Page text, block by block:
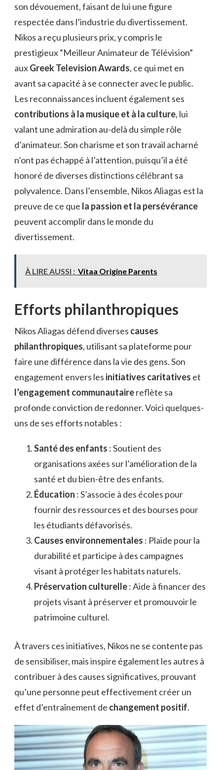
son dévouement, faisant de lui une figure
respectée dans l’industrie du divertissement.
Nikos a reçu plusieurs prix, y compris le
prestigieux “Meilleur Animateur de Télévision”
auxGreek Television Awards, ce qui met en
avant sa capacité à se connecter avec le public.
Les reconnaissances incluent également ses
contributions à la musique et à la culture, lui
valant une admiration au-delà du simple rôle
d’animateur. Son charisme et son travail acharné
n’ont pas échappé à l’attention, puisqu’il a été
honoré de diverses distinctions célébrant sa
polyvalence. Dans l’ensemble, Nikos Aliagas est la
preuve de ce que la passion et la persévérance
peuvent accomplir dans le monde du
divertissement.
À LIRE AUSSI : Vitaa Origine Parents
Efforts philanthropiques
Nikos Aliagas défend diverses causes
philanthropiques, utilisant sa plateforme pour
faire une différence dans la vie des gens. Son
engagement envers les initiatives caritatives et
l’engagement communautairereflète sa
profonde conviction de redonner. Voici quelques-
uns de ses efforts notables :
Santé des enfants : Soutient des
organisations axées sur l’amélioration de la
santé et du bien-être des enfants.
Éducation : S’associe à des écoles pour
fournir des ressources et des bourses pour
les étudiants défavorisés.
Causes environnementales : Plaide pour la
durabilité et participe à des campagnes
visant à protéger les habitats naturels.
Préservation culturelle: Aide à financer des
projets visant à préserver et promouvoir le
patrimoine culturel.
À travers ces initiatives, Nikos ne se contente pas
de sensibiliser, mais inspire également les autres à
contribuer à des causes significatives, prouvant
qu’une personne peut effectivement créer un
effet d’entraînement de changement positif.